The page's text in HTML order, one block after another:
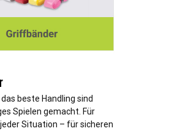
beste Handling sind
Spielen gemacht. Für
Situation – für sicheren